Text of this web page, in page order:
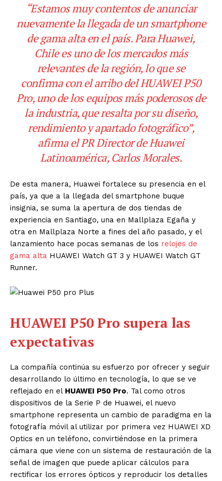
“Estamos muy contentos de anunciar
nuevamente la llegada de un smartphone
de gama alta en el país. Para Huawei,
Chile es uno de los mercados más
relevantes de la región, lo que se
confirma con el arribo del HUAWEI P50
Pro, uno de los equipos más poderosos de
la industria, que resalta por su diseño,
rendimiento y apartado fotográfico”,
afirma el PR Director de Huawei
Latinoamérica, Carlos Morales.
De esta manera, Huawei fortalece su presencia en el
país, ya que a la llegada del smartphone buque
insignia, se suma la apertura de dos tiendas de
experiencia en Santiago, una en Mallplaza Egaña y
otra en Mallplaza Norte a fines del año pasado, y el
lanzamiento hace pocas semanas de los relojes de
gama alta HUAWEI Watch GT 3 y HUAWEI Watch GT
Runner.
HUAWEI P50 Pro supera las
expectativas
La compañía continúa su esfuerzo por ofrecer y seguir
desarrollando lo último en tecnología, lo que se ve
reflejado en el HUAWEI P50 Pro. Tal como otros
dispositivos de la Serie P de Huawei, el nuevo
smartphone representa un cambio de paradigma en la
fotografía móvil al utilizar por primera vez HUAWEI XD
Optics en un teléfono, convirtiéndose en la primera
cámara que viene con un sistema de restauración de la
señal de imagen que puede aplicar cálculos para
rectificar los errores ópticos y reproducir los detalles